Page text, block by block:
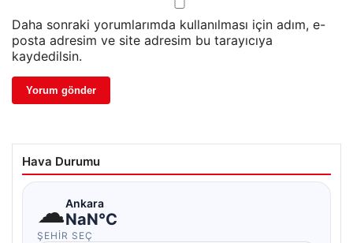
Daha sonraki yorumlarımda kullanılması için adım, e-
posta adresim ve site adresim bu tarayıcıya
kaydedilsin.
Hava Durumu
☁Ankara
NaN°C
ŞEHIR SEÇ